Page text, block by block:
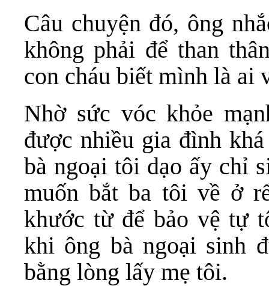
Câu chuyện đó, ông
không phải để than
con cháu biết mình là ai
Nhờ sức vóc khỏe
được nhiều gia đình
bà ngoại tôi dạo ấy chỉ
muốn bắt ba tôi về ở
khước từ để bảo vệ tự
khi ông bà ngoại sinh
bằng lòng lấy mẹ tôi.